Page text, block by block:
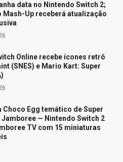
data no Nintendo Switch 2;
Mash-Up receberá atualização
Online recebe ícones retrô
(SNES) e Mario Kart: Super
Choco Egg temático de Super
Jamboree — Nintendo Switch 2
TV com 15 miniaturas